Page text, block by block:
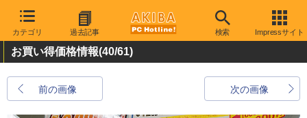
カテゴリ 過去記事 検索 Impressサイト
お買い得価格情報(40/61)
前の画像 次の画像